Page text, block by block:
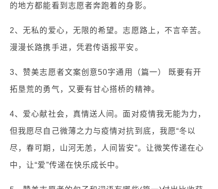
的地方都能看到志愿者奔跑着的身影。
2、无私的爱心，无限的希望。志愿路上，不言辛苦。
漫漫长路携手进，凭君传语报平安。
3、赞美志愿者文案创意50字通用（篇一） 既要有开
拓垦荒的勇气，又要有甘心搭桥的精神。
4、爱心献社会，真情送人间。面对疫情我无能为力，
但我愿尽自己微薄之力与疫情对抗到底，我愿“冬以
尽，春可期，山河无恙，人间皆安”。让微笑传递在心
中，让“爱”传递在快乐成长中。